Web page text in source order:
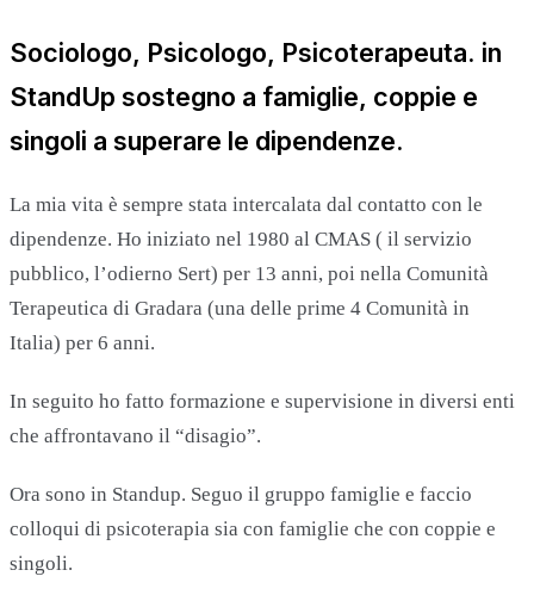
Sociologo, Psicologo, Psicoterapeuta. in
StandUp sostegno a famiglie, coppie e
singoli a superare le dipendenze.
La mia vita è sempre stata intercalata dal contatto con le
dipendenze. Ho iniziato nel 1980 al CMAS ( il servizio
pubblico, l’odierno Sert) per 13 anni, poi nella Comunità
Terapeutica di Gradara (una delle prime 4 Comunità in
Italia) per 6 anni.
In seguito ho fatto formazione e supervisione in diversi enti
che affrontavano il “disagio”.
Ora sono in Standup. Seguo il gruppo famiglie e faccio
colloqui di psicoterapia sia con famiglie che con coppie e
singoli.